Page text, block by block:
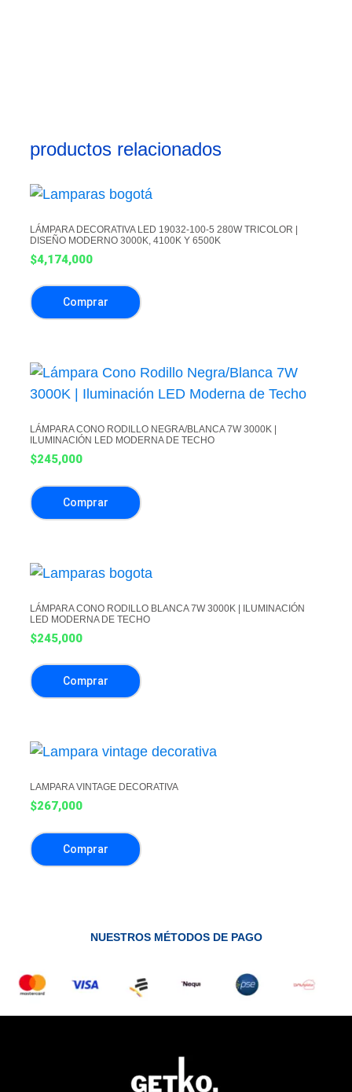
productos relacionados
LÁMPARA DECORATIVA LED 19032-100-5 280W TRICOLOR |
DISEÑO MODERNO 3000K, 4100K Y 6500K
$4,174,000
Comprar
LÁMPARA CONO RODILLO NEGRA/BLANCA 7W 3000K |
ILUMINACIÓN LED MODERNA DE TECHO
$245,000
Comprar
LÁMPARA CONO RODILLO BLANCA 7W 3000K | ILUMINACIÓN
LED MODERNA DE TECHO
$245,000
Comprar
LAMPARA VINTAGE DECORATIVA
$267,000
Comprar
NUESTROS MÉTODOS DE PAGO